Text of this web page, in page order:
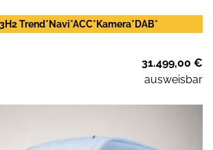
Trend*Navi*ACC*Kamera*DAB*
31.499,00 €
ausweisbar